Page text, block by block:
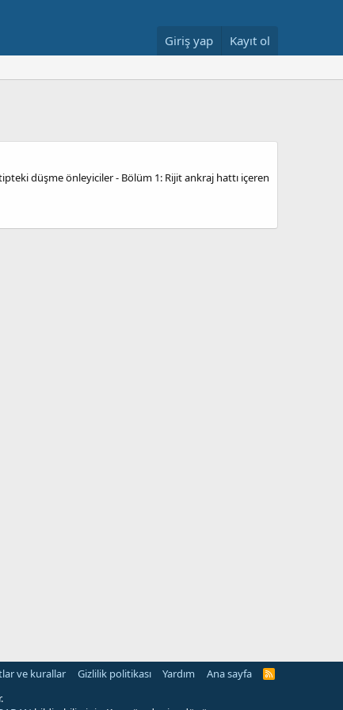
Giriş yap Kayıt ol
düşme önleyiciler - Bölüm 1: Rijit ankraj hattı içeren
ve kurallar Gizlilik politikası Yardım Ana sayfa
R